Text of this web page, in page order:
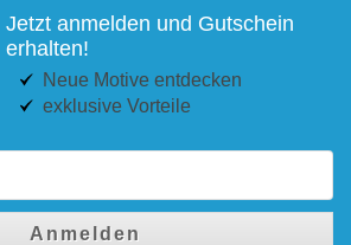
Jetzt anmelden und Gutschein
erhalten!
Neue Motive entdecken
exklusive Vorteile
Anmelden